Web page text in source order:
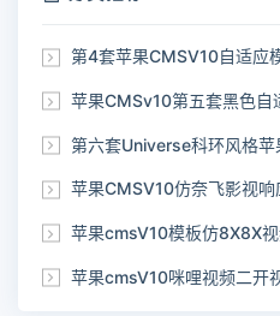
第4套苹果CMSV10自适应
苹果CMSv10第五套黑色自
第六套Universe科环风格
苹果CMSV10仿奈飞影视响
苹果cmsV10模板仿8X8X
苹果cmsV10咪哩视频二开